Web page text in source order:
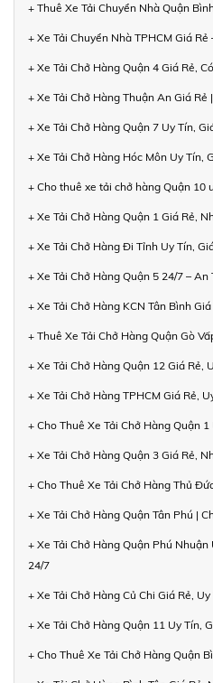
+ Thuê Xe Tải Chuyển Nhà Quận
+ Xe Tải Chuyển Nhà TPHCM Giá
+ Xe Tải Chở Hàng Quận 4 Giá Rẻ,
+ Xe Tải Chở Hàng Thuận An Giá Rẻ
+ Xe Tải Chở Hàng Quận 7 Uy Tín,
+ Xe Tải Chở Hàng Hóc Môn Uy Tín,
+ Cho thuê xe tải chở hàng Quận 10
+ Xe Tải Chở Hàng Quận 1 Giá Rẻ,
+ Xe Tải Chở Hàng Đi Tỉnh Uy Tín,
+ Xe Tải Chở Hàng Quận 5 24/7 –
+ Xe Tải Chở Hàng KCN Tân Bình
+ Thuê Xe Tải Chở Hàng Quận Gò
+ Xe Tải Chở Hàng Quận 12 Giá Rẻ,
+ Xe Tải Chở Hàng TPHCM Giá Rẻ,
+ Cho Thuê Xe Tải Chở Hàng Quận
+ Xe Tải Chở Hàng Quận 3 Giá Rẻ,
+ Cho Thuê Xe Tải Chở Hàng Thủ
+ Xe Tải Chở Hàng Quận Tân Phú |
+ Xe Tải Chở Hàng Quận Phú
24/7
+ Xe Tải Chở Hàng Củ Chi Giá Rẻ,
+ Xe Tải Chở Hàng Quận 11 Uy Tín,
+ Cho Thuê Xe Tải Chở Hàng Quận